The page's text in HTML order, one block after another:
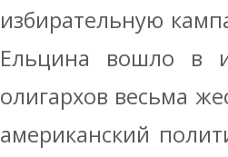
избирательную
Ельцина вошло в
олигархов весьма
американский